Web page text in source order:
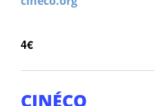
4€
CINÉCO